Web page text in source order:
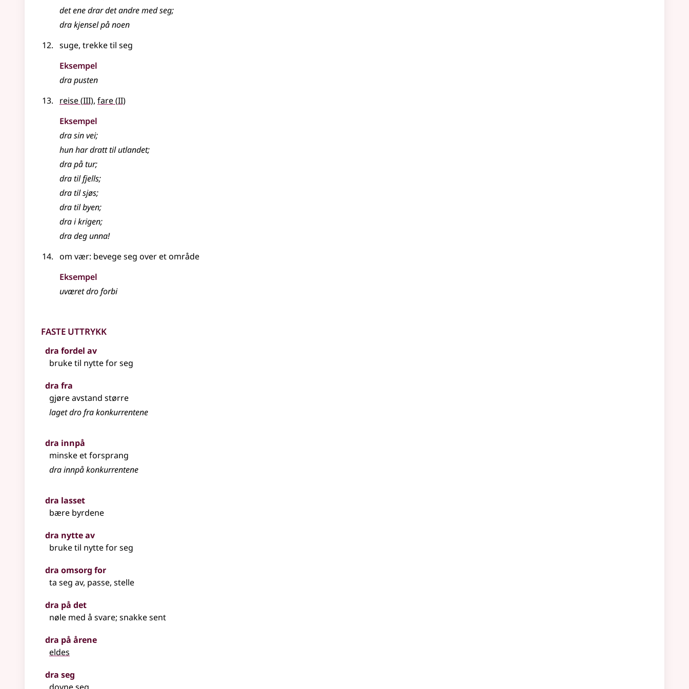
det enedrardet andre med seg;
drakjensel på noen
suge, trekke til seg
Eksempel
dra pusten
reise(3
III), fare(2
II)
Eksempel
drasin vei;
hun hardratttil utlandet;
drapå tur;
dratil fjells;
dratil sjøs;
dratil byen;
drai krigen;
dradeg unna!
om vær: bevege seg over et område
Eksempel
uværet dro forbi
Faste uttrykk
dra fordel av
bruke til nytte for seg
dra fra
gjøre avstand større
laget dro fra konkurrentene
dra innpå
minske et forsprang
drainnpå konkurrentene
dra lasset
bære byrdene
dra nytte av
bruke til nytte for seg
dra omsorg for
ta seg av, passe, stelle
dra på det
nøle med å svare; snakke sent
dra på årene
eldes
dra seg